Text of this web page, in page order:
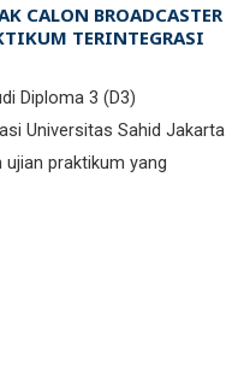
CALON BROADCASTER
TERINTEGRASI
Diploma 3 (D3)
Universitas Sahid Jakarta
ujian praktikum yang